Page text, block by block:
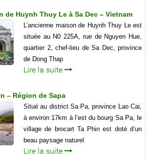
de Huynh Thuy Le à Sa Dec – Vietnam
L’ancienne maison de Huynh Thuy Le est
située au N0 225A, rue de Nguyen Hue,
quartier 2, chef-lieu de Sa Dec, province
de Dong Thap
Lire la suite
– Région de Sapa
Situé au district Sa Pa, province Lao Cai,
à environ 17km à l’est du bourg Sa Pa, le
village de brocart Ta Phin est doté d’un
beau paysage naturel
Lire la suite